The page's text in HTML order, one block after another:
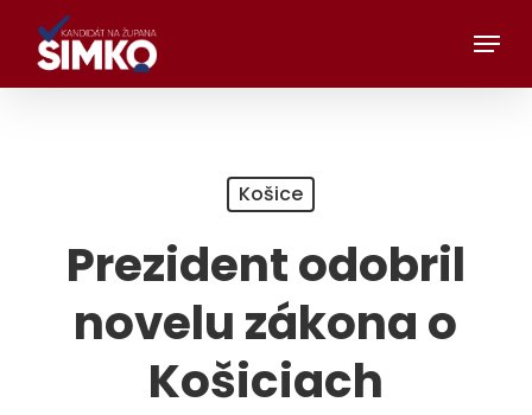
Preskočiť
hlavný
obsah
Menu
Košice
Prezident odobril
novelu zákona o
Košiciach